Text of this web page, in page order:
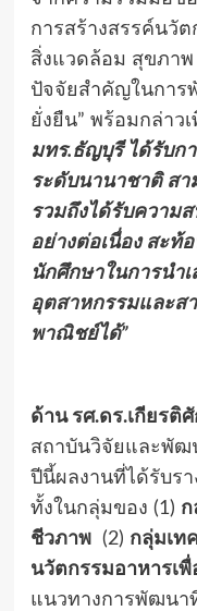
การสร้างสรรค์นวั
สิ่งแวดล้อม สุขภา
ปัจจัยสำคัญในการ
ยั่งยืน” พร้อมกล่าว
มทร.ธัญบุรี ได้รับก
ระดับนานาชาติ สา
รวมถึงได้รับความ
อย่างต่อเนื่อง สะท้
นักศึกษาในการนำ
อุตสาหกรรมและส
พาณิชย์ได้”
ด้าน รศ.ดร.เกียรติ
สถาบันวิจัยและพัฒ
ปีนี้ผลงานที่ได้รับร
ทั้งในกลุ่มของ (1) ก
ชีวภาพ(2) กลุ่มเท
นวัตกรรมอาหารเ
แนวทางการพัฒนา